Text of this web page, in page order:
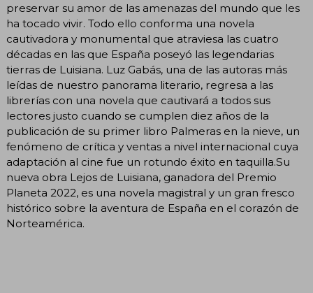
preservar su amor de las amenazas del mundo que les
ha tocado vivir. Todo ello conforma una novela
cautivadora y monumental que atraviesa las cuatro
décadas en las que España poseyó las legendarias
tierras de Luisiana. Luz Gabás, una de las autoras más
leídas de nuestro panorama literario, regresa a las
librerías con una novela que cautivará a todos sus
lectores justo cuando se cumplen diez años de la
publicación de su primer libro Palmeras en la nieve, un
fenómeno de crítica y ventas a nivel internacional cuya
adaptación al cine fue un rotundo éxito en taquilla.Su
nueva obra Lejos de Luisiana, ganadora del Premio
Planeta 2022, es una novela magistral y un gran fresco
histórico sobre la aventura de España en el corazón de
Norteamérica.